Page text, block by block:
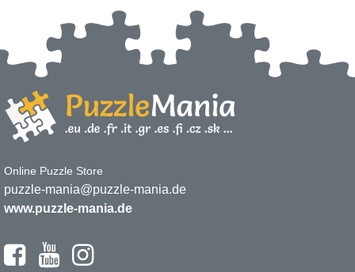
Online Puzzle Store
puzzle-mania@puzzle-mania.de
www.puzzle-mania.de